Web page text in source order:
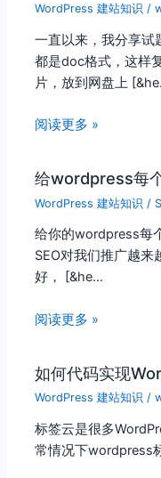
WordPress 建站知识 /
一直以来，我分享试
都是doc格式，这样
片，放到网盘上
阅读更多 »
给wordpress每
WordPress 建站知识 /
给你的wordpress每
SEO对我们推广越
好， [&he…
阅读更多 »
如何代码实现
WordPress 建站知识 /
标签云是很多
常情况下wordpress